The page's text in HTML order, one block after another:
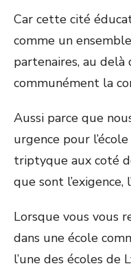
Car cette cité
comme un
partenaires, au delà
communément la
Aussi parce que
urgence pour
triptyque aux coté
que sont
Lorsque vous vous
dans une école
l’une des écoles de